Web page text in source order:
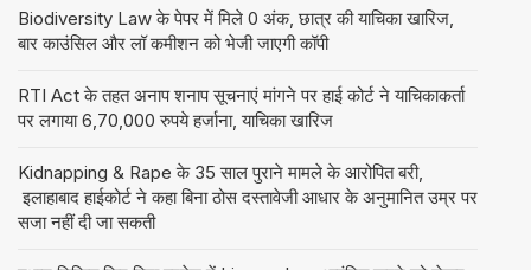
Biodiversity Law के पेपर में मिले 0 अंक, छात्र की याचिका खारिज,
बार काउंसिल और लॉ कमीशन को भेजी जाएगी कॉपी
RTI Act के तहत अनाप शनाप सूचनाएं मांगने पर हाई कोर्ट ने याचिकाकर्ता
पर लगाया 6,70,000 रुपये हर्जाना, याचिका खारिज
Kidnapping & Rape के 35 साल पुराने मामले के आरोपित बरी,
इलाहाबाद हाईकोर्ट ने कहा बिना ठोस दस्तावेजी आधार के अनुमानित उम्र पर
सजा नहीं दी जा सकती